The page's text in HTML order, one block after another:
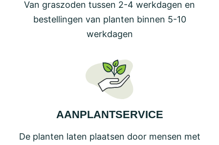
Van graszoden tussen 2-4 werkdagen en
bestellingen van planten binnen 5-10
werkdagen
AANPLANTSERVICE
De planten laten plaatsen door mensen met